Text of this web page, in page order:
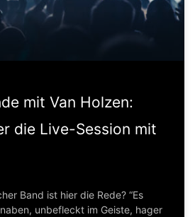
mit Van Holzen:
die Live-Session mit
Band ist hier die Rede? “Es
unbefleckt im Geiste, hager